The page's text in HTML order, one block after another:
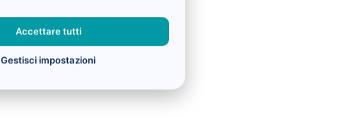
Accettare tutti
Gestisci impostazioni